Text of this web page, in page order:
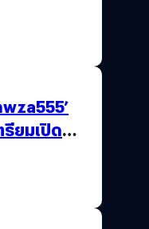
รียมเปิด